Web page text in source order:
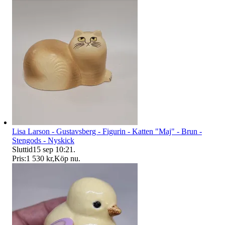
Lisa Larson - Gustavsberg - Figurin - Katten "Maj" - Brun -
Stengods - Nyskick
Sluttid15 sep 10:21 .
Pris:1 530 kr,Köp nu.